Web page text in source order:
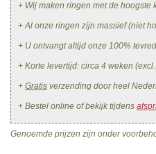
+ Wij maken ringen met de hoogste
+ Al onze ringen zijn massief (niet
+ U ontvangt altijd onze 100%
+ Korte levertijd: circa 4 weken
+ Gratis verzending door heel
+ Bestel online of bekijk tijdens
Genoemde prijzen zijn onder